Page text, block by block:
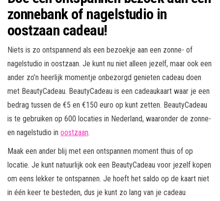
zonnebank of nagelstudio in
oostzaan cadeau!
Niets is zo ontspannend als een bezoekje aan een zonne- of
nagelstudio in oostzaan. Je kunt nu niet alleen jezelf, maar ook een
ander zo’n heerlijk momentje onbezorgd genieten cadeau doen
met BeautyCadeau. BeautyCadeau is een cadeaukaart waar je een
bedrag tussen de €5 en €150 euro op kunt zetten. BeautyCadeau
is te gebruiken op 600 locaties in Nederland, waaronder de zonne-
en nagelstudio in oostzaan.
Maak een ander blij met een ontspannen moment thuis of op
locatie. Je kunt natuurlijk ook een BeautyCadeau voor jezelf kopen
om eens lekker te ontspannen. Je hoeft het saldo op de kaart niet
in één keer te besteden, dus je kunt zo lang van je cadeau